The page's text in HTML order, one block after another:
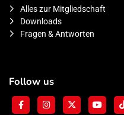
Alles zur Mitgliedschaft
Downloads
Fragen & Antworten
Follow us